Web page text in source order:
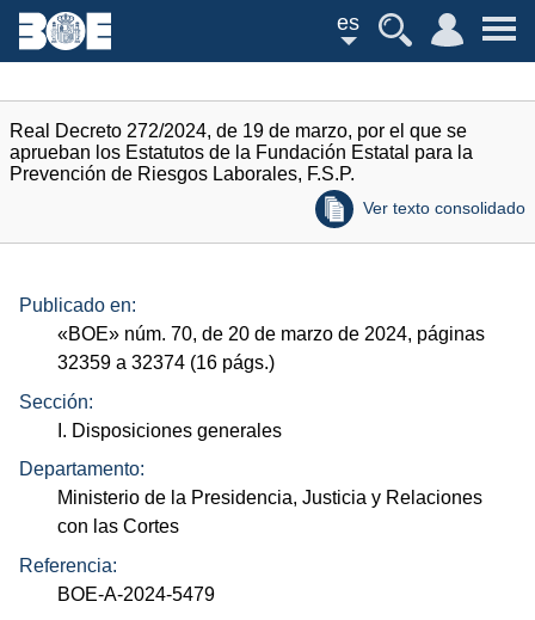
es
Real Decreto 272/2024, de 19 de marzo, por el que se
aprueban los Estatutos de la Fundación Estatal para la
Prevención de Riesgos Laborales, F.S.P.
Ver texto consolidado
Publicado en:
«BOE» núm. 70, de 20 de marzo de 2024, páginas
32359 a 32374 (16 págs.)
Sección:
I. Disposiciones generales
Departamento:
Ministerio de la Presidencia, Justicia y Relaciones
con las Cortes
Referencia:
BOE-A-2024-5479